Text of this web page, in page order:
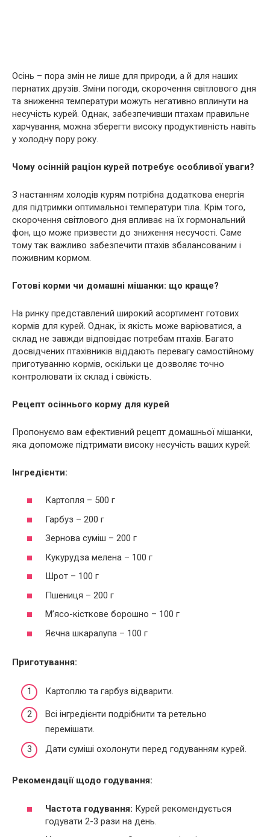
Осінь – пора змін не лише для природи, а й для наших
пернатих друзів. Зміни погоди, скорочення світлового дня
та зниження температури можуть негативно вплинути на
несучість курей. Однак, забезпечивши птахам правильне
харчування, можна зберегти високу продуктивність навіть
у холодну пору року.
Чому осінній раціон курей потребує особливої уваги?
З настанням холодів курям потрібна додаткова енергія
для підтримки оптимальної температури тіла. Крім того,
скорочення світлового дня впливає на їх гормональний
фон, що може призвести до зниження несучості. Саме
тому так важливо забезпечити птахів збалансованим і
поживним кормом.
Готові корми чи домашні мішанки: що краще?
На ринку представлений широкий асортимент готових
кормів для курей. Однак, їх якість може варіюватися, а
склад не завжди відповідає потребам птахів. Багато
досвідчених птахівників віддають перевагу самостійному
приготуванню кормів, оскільки це дозволяє точно
контролювати їх склад і свіжість.
Рецепт осіннього корму для курей
Пропонуємо вам ефективний рецепт домашньої мішанки,
яка допоможе підтримати високу несучість ваших курей:
Інгредієнти:
Картопля – 500 г
Гарбуз – 200 г
Зернова суміш – 200 г
Кукурудза мелена – 100 г
Шрот – 100 г
Пшениця – 200 г
М’ясо-кісткове борошно – 100 г
Яєчна шкаралупа – 100 г
Приготування:
Картоплю та гарбуз відварити.
Всі інгредієнти подрібнити та ретельно
перемішати.
Дати суміші охолонути перед годуванням курей.
Рекомендації щодо годування:
Частота годування: Курей рекомендується
годувати 2-3 рази на день.